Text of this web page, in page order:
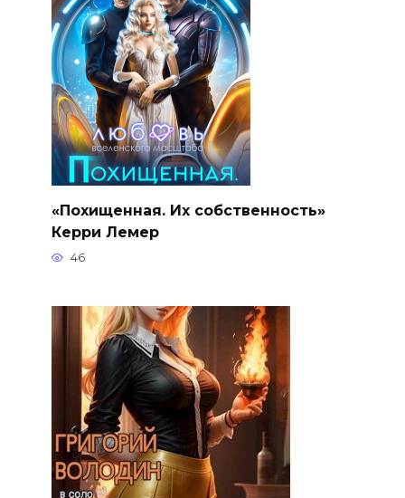
«Похищенная. Их собственность»
Керри Лемер
46